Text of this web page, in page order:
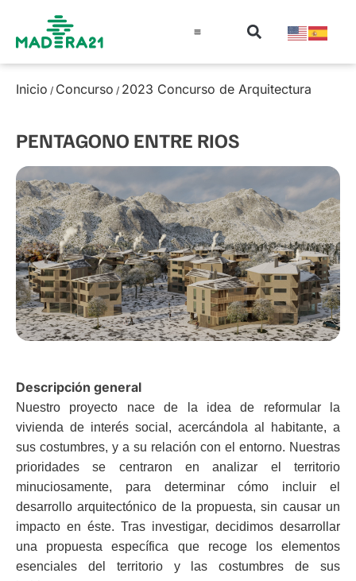
Inicio / Concurso / 2023 Concurso de Arquitectura
PENTAGONO ENTRE RIOS
Descripción general
Nuestro proyecto nace de la idea de reformular la
vivienda de interés social, acercándola al habitante, a
sus costumbres, y a su relación con el entorno. Nuestras
prioridades se centraron en analizar el territorio
minuciosamente, para determinar cómo incluir el
desarrollo arquitectónico de la propuesta, sin causar un
impacto en éste. Tras investigar, decidimos desarrollar
una propuesta específica que recoge los elementos
esenciales del territorio y las costumbres de sus